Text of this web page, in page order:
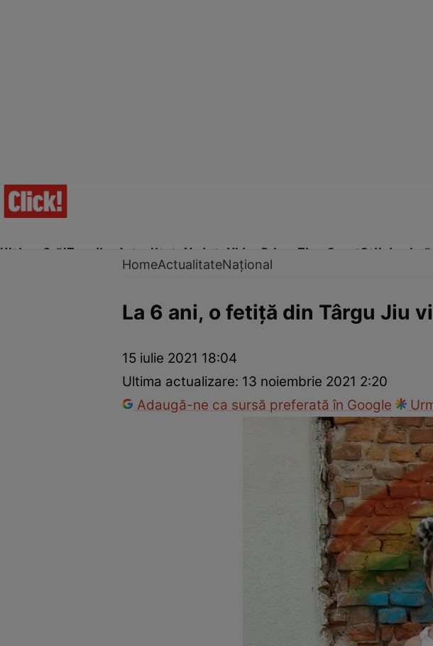
Ultima Oră!Trending Actualitate Vedete Video Prime Time SportStil de viață
InternaționalFapt divers
HomeActualitateNațional
La 6 ani, o fetiță din Târgu Jiu
15 iulie 2021 18:04
Ultima actualizare: 13 noiembrie 2021 2:20
Adaugă-ne ca sursă preferată în Google